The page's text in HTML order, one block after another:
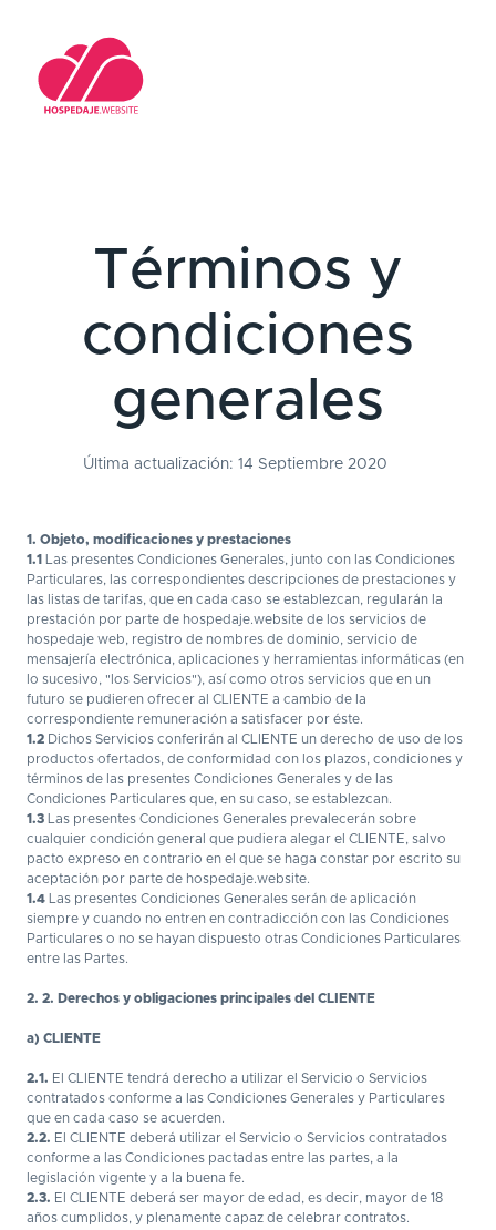
Términos y
condiciones
generales
Última actualización: 14 Septiembre 2020
1. Objeto, modificaciones y prestaciones
1.1
Las presentes Condiciones Generales, junto con las Condiciones
Particulares, las correspondientes descripciones de prestaciones y
las listas de tarifas, que en cada caso se establezcan, regularán la
prestación por parte de hospedaje.website de los servicios de
hospedaje web, registro de nombres de dominio, servicio de
mensajería electrónica, aplicaciones y herramientas informáticas (en
lo sucesivo, "los Servicios"), así como otros servicios que en un
futuro se pudieren ofrecer al CLIENTE a cambio de la
correspondiente remuneración a satisfacer por éste.
1.2 Dichos Servicios conferirán al CLIENTE un derecho de uso de los
productos ofertados, de conformidad con los plazos, condiciones y
términos de las presentes Condiciones Generales y de las
Condiciones Particulares que, en su caso, se establezcan.
1.3 Las presentes Condiciones Generales prevalecerán sobre
cualquier condición general que pudiera alegar el CLIENTE, salvo
pacto expreso en contrario en el que se haga constar por escrito su
aceptación por parte de hospedaje.website.
1.4 Las presentes Condiciones Generales serán de aplicación
siempre y cuando no entren en contradicción con las Condiciones
Particulares o no se hayan dispuesto otras Condiciones Particulares
entre las Partes.
2. 2. Derechos y obligaciones principales del CLIENTE
a) CLIENTE
2.1. El CLIENTE tendrá derecho a utilizar el Servicio o Servicios
contratados conforme a las Condiciones Generales y Particulares
que en cada caso se acuerden.
2.2. El CLIENTE deberá utilizar el Servicio o Servicios contratados
conforme a las Condiciones pactadas entre las partes, a la
legislación vigente y a la buena fe.
2.3. El CLIENTE deberá ser mayor de edad, es decir, mayor de 18
años cumplidos, y plenamente capaz de celebrar contratos.